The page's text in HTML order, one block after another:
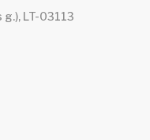
LT-03113